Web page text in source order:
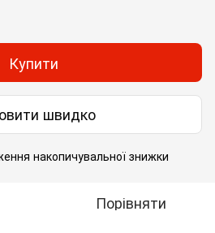
Купити
швидко
накопичувальної знижки
Порівняти